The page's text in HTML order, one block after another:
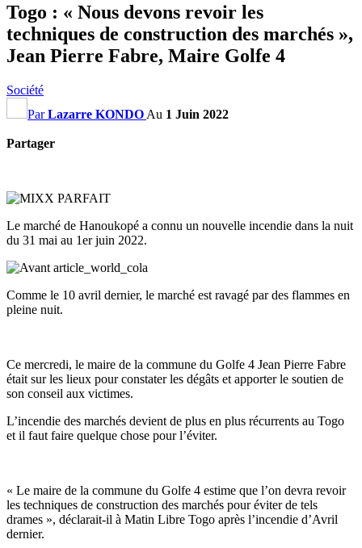
Togo : « Nous devons revoir les
techniques de construction des marchés »,
Jean Pierre Fabre, Maire Golfe 4
Société
ParLazarre KONDO Au 1 Juin 2022
Partager
Le marché de Hanoukopé a connu un nouvelle incendie dans la nuit
du 31 mai au 1er juin 2022.
Comme le 10 avril dernier, le marché est ravagé par des flammes en
pleine nuit.
Ce mercredi, le maire de la commune du Golfe 4 Jean Pierre Fabre
était sur les lieux pour constater les dégâts et apporter le soutien de
son conseil aux victimes.
L’incendie des marchés devient de plus en plus récurrents au Togo
et il faut faire quelque chose pour l’éviter.
« Le maire de la commune du Golfe 4 estime que l’on devra revoir
les techniques de construction des marchés pour éviter de tels
drames », déclarait-il à Matin Libre Togo après l’incendie d’Avril
dernier.